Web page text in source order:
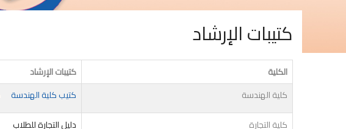
كتيبات الإرشاد
الكلية
كتيبات الإرشاد
كلية الهندسة
كتيب كلية الهندسة
كلية التجارة
دليل التجارة للطلاب